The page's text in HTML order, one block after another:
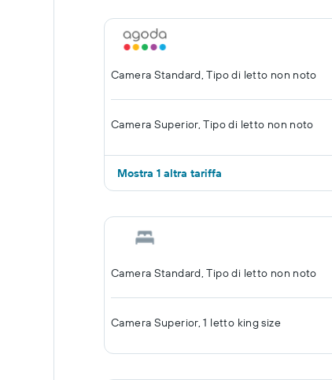
Camera Standard, Tipo di letto non noto
Camera Superior, Tipo di letto non noto
Mostra 1 altra tariffa
Camera Standard, Tipo di letto non noto
Camera Superior, 1 letto king size